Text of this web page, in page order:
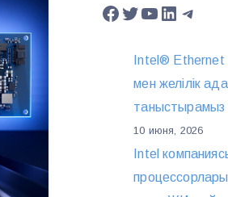
Facebook
Twitter
YouTube
LinkedIn
Intel® Ethernet
мен желілік
таныстырамыз
10 июня, 2026
Intel